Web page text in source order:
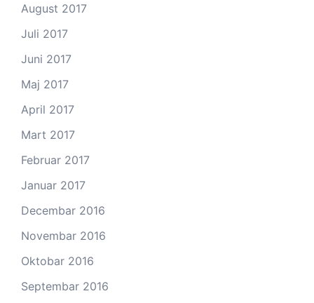
August 2017
Juli 2017
Juni 2017
Maj 2017
April 2017
Mart 2017
Februar 2017
Januar 2017
Decembar 2016
Novembar 2016
Oktobar 2016
Septembar 2016